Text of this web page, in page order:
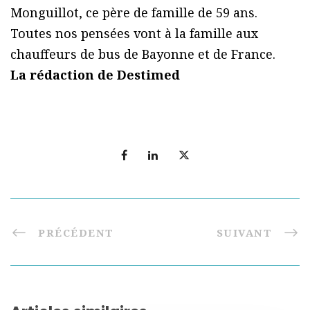
Monguillot, ce père de famille de 59 ans.
Toutes nos pensées vont à la famille aux
chauffeurs de bus de Bayonne et de France.
La rédaction de Destimed
PRÉCÉDENT SUIVANT